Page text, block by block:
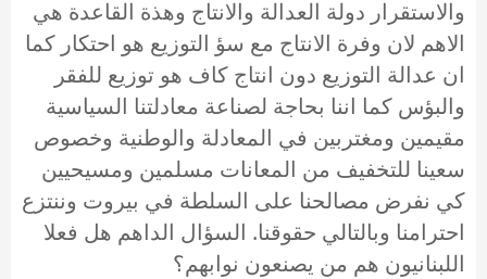
والاستقرار دولة العدالة والانتاج وهذة القاعدة هي
الاهم لان وفرة الانتاج مع سؤ التوزيع هو احتكار كما
ان عدالة التوزيع دون انتاج كاف هو توزيع للفقر
والبؤس كما اننا بحاجة لصناعة معادلتنا السياسية
مقيمين ومغتربين في المعادلة والوطنية وخصوص
سعينا للتخفيف من المعانات مسلمين ومسيحيين
كي نفرض مصالحنا على السلطة في بيروت وننتزع
احترامنا وبالتالي حقوقنا. السؤال الداهم هل فعلا
اللبنانيون هم من يصنعون نوابهم؟